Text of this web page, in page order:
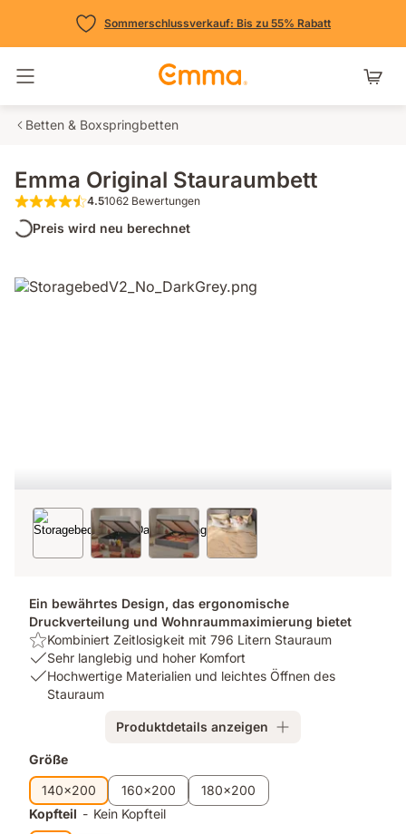
Sommerschlussverkauf: Bis zu 55% Rabatt
Navigation umschalten
Betten & Boxspringbetten
Emma Original Stauraumbett
4.5 von 5 Sternen 1062 Bewertungen
4.51062 Bewertungen
Preis wird neu berechnet
Ein bewährtes Design, das ergonomische
Druckverteilung und Wohnraummaximierung bietet
Highlight:
Kombiniert
Zeitlosigkeit
Kombiniert Zeitlosigkeit mit 796 Litern Stauraum
USP
1:
Sehr
Komfort
Sehr langlebig und hoher Komfort
USP
leichtes
Öffnen
des
Stauraum
Hochwertige Materialien und leichtes Öffnen des
Stauraum
Produktdetails anzeigen
Zusatzprodukte
Größe
140x200
160x200
180x200
Kopfteil - Kein Kopfteil